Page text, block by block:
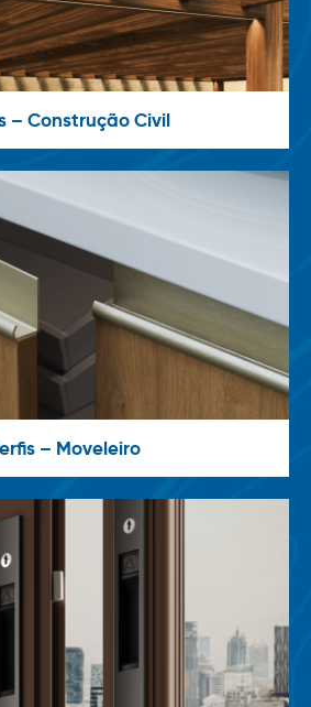
– Construção Civil
– Moveleiro